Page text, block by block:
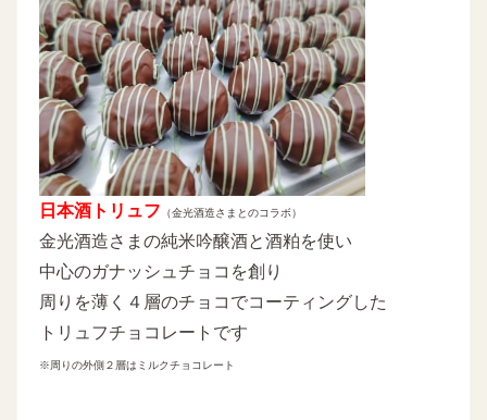
日本酒トリュフ （金光酒造さまとのコラボ）
金光酒造さまの純米吟醸酒と酒粕を使い
中心のガナッシュチョコを創り
周りを薄く４層のチョコでコーティングした
トリュフチョコレートです
※周りの外側２層はミルクチョコレート